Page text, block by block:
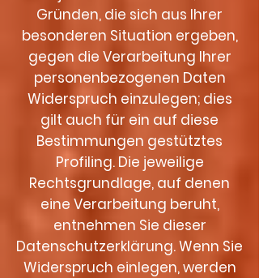
Gründen, die sich aus Ihrer
besonderen Situation ergeben,
gegen die Verarbeitung Ihrer
personenbezogenen Daten
Widerspruch einzulegen; dies
gilt auch für ein auf diese
Bestimmungen gestütztes
Profiling. Die jeweilige
Rechtsgrundlage, auf denen
eine Verarbeitung beruht,
entnehmen Sie dieser
Datenschutzerklärung. Wenn Sie
Widerspruch einlegen, werden